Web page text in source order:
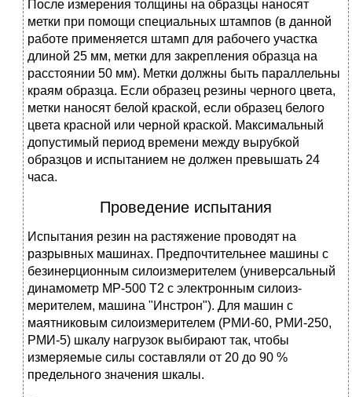
После измерения толщины на образцы наносят
метки при помощи специальных штампов (в данной
работе применяется штамп для рабочего участка
длиной 25 мм, метки для закрепления образца на
расстоянии 50 мм). Метки должны быть параллельны
краям образца. Если образец резины черного цвета,
метки наносят белой краской, если образец белого
цвета красной или черной краской. Максимальный
допустимый период времени между вырубкой
образцов и испытанием не должен превышать 24
часа.
Проведение испытания
Испытания резин на растяжение проводят на
разрывных машинах. Предпочтительнее машины с
безинерционным силоизмерителем (универсальный
динамометр МР-500 Т2 с электронным силоиз-
мерителем, машина "Инстрон"). Для машин с
маятниковым силоизмерителем (РМИ-60, РМИ-250,
РМИ-5) шкалу нагрузок выбирают так, чтобы
измеряемые силы составляли от 20 до 90 %
предельного значения шкалы.